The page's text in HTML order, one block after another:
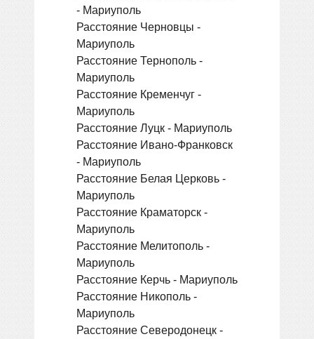
- Мариуполь
Расстояние Черновцы -
Мариуполь
Расстояние Тернополь -
Мариуполь
Расстояние Кременчуг -
Мариуполь
Расстояние Луцк - Мариуполь
Расстояние Ивано-Франковск
- Мариуполь
Расстояние Белая Церковь -
Мариуполь
Расстояние Краматорск -
Мариуполь
Расстояние Мелитополь -
Мариуполь
Расстояние Керчь - Мариуполь
Расстояние Никополь -
Мариуполь
Расстояние Северодонецк -